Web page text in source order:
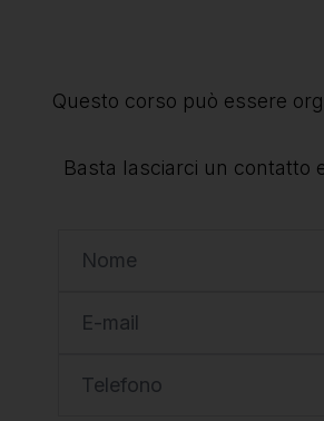
Questo corso può essere
Basta lasciarci un contatto
Nome
E-mail
Telefono